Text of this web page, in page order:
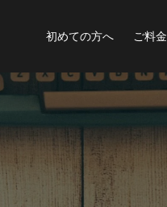
初めての方へ ご料金